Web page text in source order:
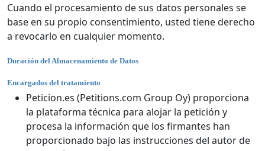
Cuando el procesamiento de sus datos personales se
base en su propio consentimiento, usted tiene derecho
a revocarlo en cualquier momento.
Duración del Almacenamiento de Datos
Encargados del tratamiento
Peticion.es (Petitions.com Group Oy) proporciona
la plataforma técnica para alojar la petición y
procesa la información que los firmantes han
proporcionado bajo las instrucciones del autor de